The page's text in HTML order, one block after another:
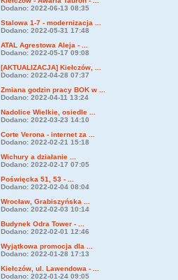
Dodano: 2022-06-13 08:35
Stalowa 1-7 - modernizacja ...
Dodano: 2022-05-31 17:48
ATAL Agrestowa Aleja - ...
Dodano: 2022-05-17 09:08
[AKTUALIZACJA] Kiełczów, ...
Dodano: 2022-04-28 07:37
Zmiana godzin pracy BOK w ...
Dodano: 2022-04-11 13:24
Nadolice Wielkie, osiedle ...
Dodano: 2022-03-23 14:10
Corte Verona - internet za ...
Dodano: 2022-02-21 15:18
Wichury a działanie ...
Dodano: 2022-02-17 07:05
Poświęcka 51, 53 - ...
Dodano: 2022-02-04 08:04
Wrocław, Grabiszyńska ...
Dodano: 2022-02-03 10:14
Budynek Odra Tower - ...
Dodano: 2022-02-01 12:46
Wyjątkowa promocja dla ...
Dodano: 2022-01-28 17:13
Kiełczów, ul. Lawendowa - ...
Dodano: 2022-01-24 09:05